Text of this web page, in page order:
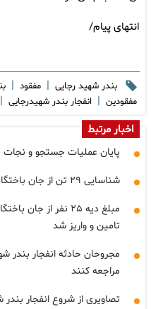
انتهای پیام/
بندر شهید رجایی | مفقود |
مفقودین | انفجار بندر شهیدرجایی |
اخبار مرتبط
پایان عملیات جستجو و نجات
شناسایی ۲۹ تن از جان باختگان حادثه انفجار بندر شهید رجایی
مبلغ دیه ۲۵ نفر از
تامین و واریز شد
مجروحان حادثه انفجار بندر
مراجعه کنند
تصاویری از شروع انفجار